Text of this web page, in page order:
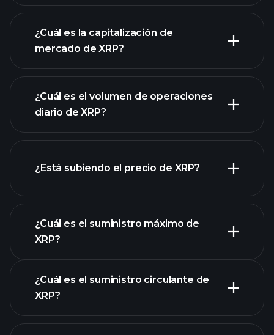
¿Cuál es la capitalización de
mercado de XRP?
lista de criptomonedas
¿Cuál es el volumen de operaciones
diario de XRP?
¿Está subiendo el precio de XRP?
gráfico de
XRP
¿Cuál es el suministro máximo de
XRP?
¿Cuál es el suministro circulante de
XRP?